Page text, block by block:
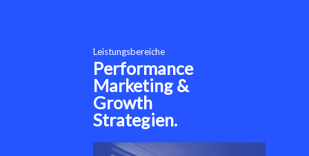
Leistungsbereiche
Performance
Marketing &
Growth
Strategien.